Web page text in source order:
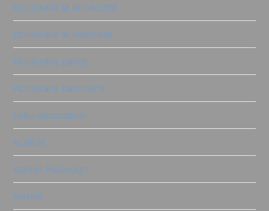
ricolorare la terracotta
ricolorare le piastrelle
ricolorare pareti
ricolorare pavimenti
rullo decorativo
scatole
stampi ReDesign
stencil